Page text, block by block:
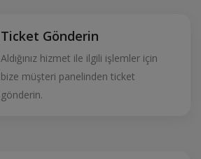
Ticket Gönderin
Aldığınız hizmet ile ilgili işlemler için
bize müşteri panelinden ticket
gönderin.